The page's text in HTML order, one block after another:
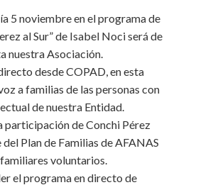
5 noviembre en el programa de
al Sur” de Isabel Noci será de
nuestra Asociación.
desde COPAD, en esta
a familias de las personas con
de nuestra Entidad.
participación de Conchi Pérez
Plan de Familias de AFANAS
familiares voluntarios.
el programa en directo de